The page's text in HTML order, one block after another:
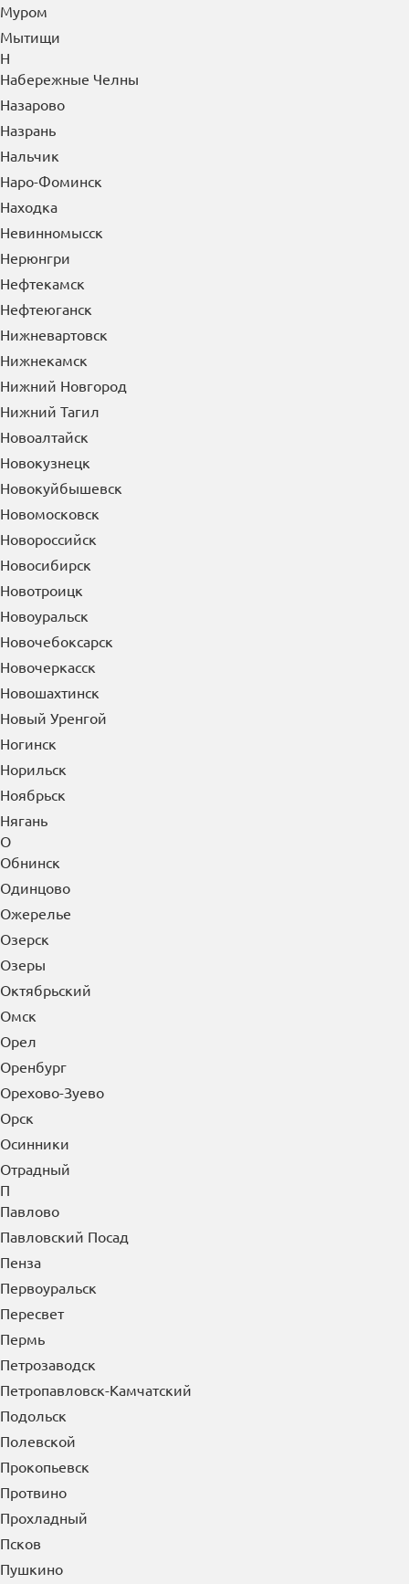
Муром
Мытищи
Н
Набережные Челны
Назарово
Назрань
Нальчик
Наро-Фоминск
Находка
Невинномысск
Нерюнгри
Нефтекамск
Нефтеюганск
Нижневартовск
Нижнекамск
Нижний Новгород
Нижний Тагил
Новоалтайск
Новокузнецк
Новокуйбышевск
Новомосковск
Новороссийск
Новосибирск
Новотроицк
Новоуральск
Новочебоксарск
Новочеркасск
Новошахтинск
Новый Уренгой
Ногинск
Норильск
Ноябрьск
Нягань
О
Обнинск
Одинцово
Ожерелье
Озерск
Озеры
Октябрьский
Омск
Орел
Оренбург
Орехово-Зуево
Орск
Осинники
Отрадный
П
Павлово
Павловский Посад
Пенза
Первоуральск
Пересвет
Пермь
Петрозаводск
Петропавловск-Камчатский
Подольск
Полевской
Прокопьевск
Протвино
Прохладный
Псков
Пушкино